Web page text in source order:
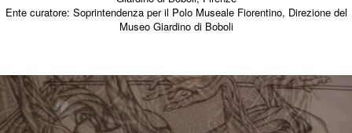
Ente curatore: Soprintendenza per il Polo Museale Fiorentino, Direzione del
Museo Giardino di Boboli